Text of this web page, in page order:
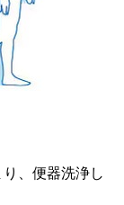
、便器洗浄し